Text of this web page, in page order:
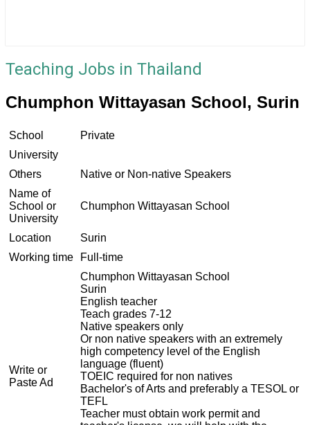
Teaching Jobs in Thailand
Chumphon Wittayasan School, Surin
School
Private
University
Others
Native or Non-native Speakers
Name of
School or
University
Chumphon Wittayasan School
Location
Surin
Working time
Full-time
Write or
Paste Ad
Chumphon Wittayasan School
Surin
English teacher
Teach grades 7-12
Native speakers only
Or non native speakers with an extremely
high competency level of the English
language (fluent)
TOEIC required for non natives
Bachelor's of Arts and preferably a TESOL or
TEFL
Teacher must obtain work permit and